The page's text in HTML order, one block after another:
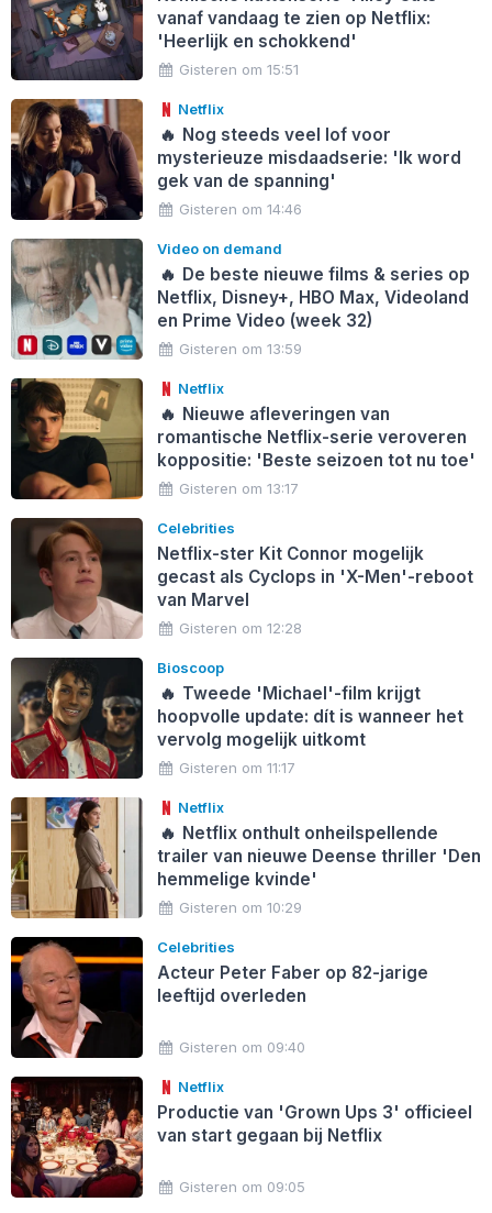
vanaf vandaag te zien op Netflix:
'Heerlijk en schokkend'
Gisteren om 15:51
Netflix
🔥 Nog steeds veel lof voor
mysterieuze misdaadserie: 'Ik word
gek van de spanning'
Gisteren om 14:46
Video on demand
🔥 De beste nieuwe films & series op
Netflix, Disney+, HBO Max, Videoland
en Prime Video (week 32)
Gisteren om 13:59
Netflix
🔥 Nieuwe afleveringen van
romantische Netflix-serie veroveren
koppositie: 'Beste seizoen tot nu toe'
Gisteren om 13:17
Celebrities
Netflix-ster Kit Connor mogelijk
gecast als Cyclops in 'X-Men'-reboot
van Marvel
Gisteren om 12:28
Bioscoop
🔥 Tweede 'Michael'-film krijgt
hoopvolle update: dít is wanneer het
vervolg mogelijk uitkomt
Gisteren om 11:17
Netflix
🔥 Netflix onthult onheilspellende
trailer van nieuwe Deense thriller 'Den
hemmelige kvinde'
Gisteren om 10:29
Celebrities
Acteur Peter Faber op 82-jarige
leeftijd overleden
Gisteren om 09:40
Netflix
Productie van 'Grown Ups 3' officieel
van start gegaan bij Netflix
Gisteren om 09:05